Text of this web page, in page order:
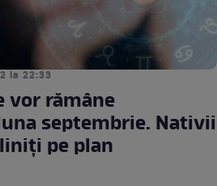
la 22:33
vor rămâne
septembrie. Nativii
pe plan